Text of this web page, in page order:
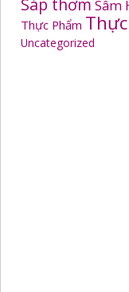
Sáp thơm Sâm
Thực Phẩm
Uncategorized